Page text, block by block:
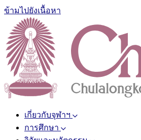
ข้ามไปยังเนื้อหา
เกี่ยวกับจุฬาฯ
การศึกษา